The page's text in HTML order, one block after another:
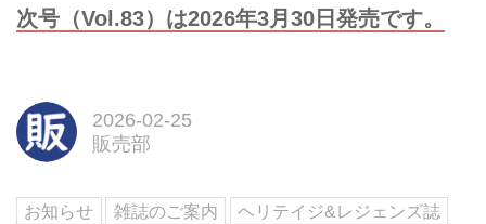
次号（Vol.83）は2026年3月30日発売です。
2026-02-25
販売部
お知らせ 雑誌のご案内 ヘリテイジ&レジェンズ誌